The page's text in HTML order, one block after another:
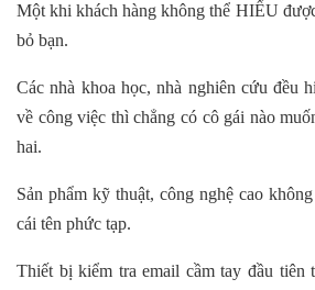
Một khi khách hàng không thể HIỂU
bỏ bạn.
Các nhà khoa học, nhà nghiên cứu đều
về công việc thì chẳng có cô gái nào
hai.
Sản phẩm kỹ thuật, công nghệ cao
cái tên phức tạp.
Thiết bị kiểm tra email cầm tay đầu tiên